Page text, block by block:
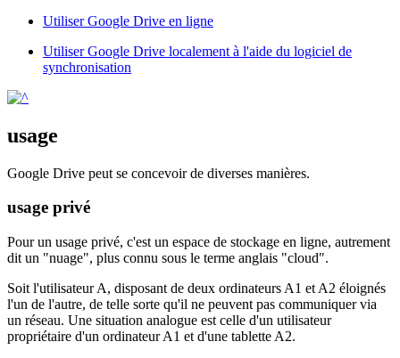
Utiliser Google Drive en ligne
Utiliser Google Drive localement à l'aide du logiciel de
synchronisation
usage
Google Drive peut se concevoir de diverses manières.
usage privé
Pour un usage privé, c'est un espace de stockage en ligne, autrement
dit un "nuage", plus connu sous le terme anglais "cloud".
Soit l'utilisateur A, disposant de deux ordinateurs A1 et A2 éloignés
l'un de l'autre, de telle sorte qu'il ne peuvent pas communiquer via
un réseau. Une situation analogue est celle d'un utilisateur
propriétaire d'un ordinateur A1 et d'une tablette A2.